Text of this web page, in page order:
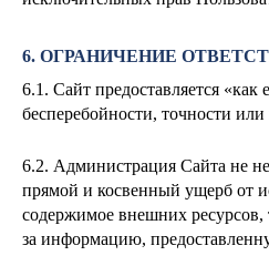
6. ОГРАНИЧЕНИЕ
6.1. Сайт предоставляется «как
бесперебойности, точности
6.2. Администрация Сайта не
прямой и косвенный ущерб от
содержимое внешних ресурсов,
за информацию,